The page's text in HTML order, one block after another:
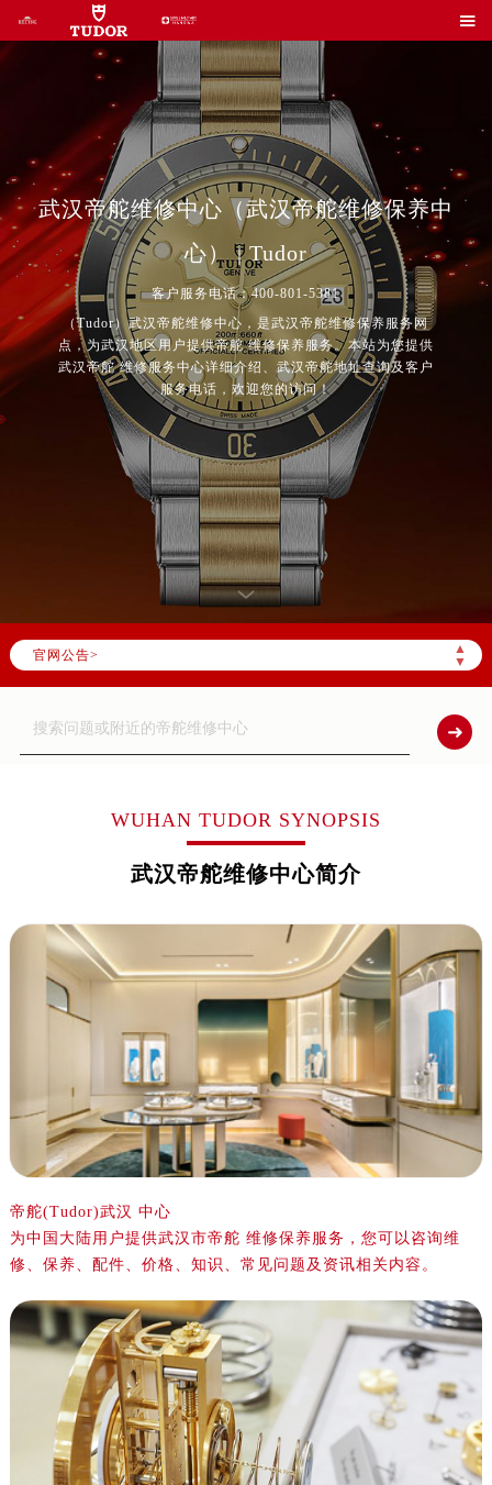

武汉帝舵维修中心（武汉帝舵维修保养中
心） | Tudor
客户服务电话：400-801-5381
（Tudor）武汉帝舵维修中心，是武汉帝舵维修保养服务网
点，为武汉地区用户提供帝舵 维修保养服务。本站为您提供
武汉帝舵 维修服务中心详细介绍、武汉帝舵地址查询及客户
服务电话，欢迎您的访问！
官网公告>
▲
▼
WUHAN TUDOR SYNOPSIS
武汉帝舵维修中心简介
帝舵(Tudor)武汉 中心
为中国大陆用户提供武汉市帝舵 维修保养服务，您可以咨询维
修、保养、配件、价格、知识、常见问题及资讯相关内容。